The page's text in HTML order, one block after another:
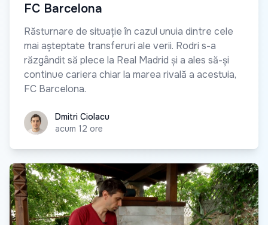
FC Barcelona
Răsturnare de situație în cazul unuia dintre cele
mai așteptate transferuri ale verii. Rodri s-a
răzgândit să plece la Real Madrid și a ales să-și
continue cariera chiar la marea rivală a acestuia,
FC Barcelona.
Dmitri Ciolacu
Dmitri Ciolacu
acum 12 ore